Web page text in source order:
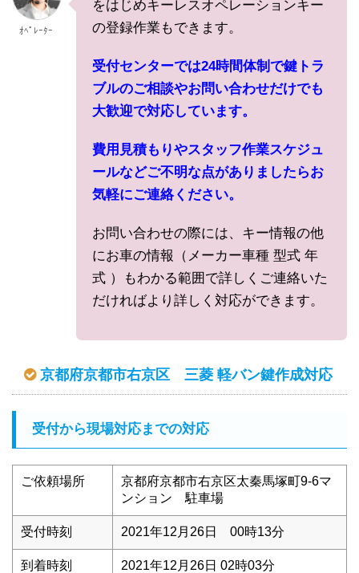
ｵﾍﾟﾚｰﾀｰ
をはじめキーレスオペレーションキー
の登録作業もできます。
受付センターでは24時間体制で鍵トラ
ブルのご相談やお問い合わせだけでも
大歓迎で対応しています。
費用見積もりやスタッフ作業スケジュ
ールなどご不明な点がありましたらお
気軽にご連絡ください。
お問い合わせの際には、キー情報の他
にお車の情報（メーカー車種 型式 年
式 ）もわかる範囲で詳しくご連絡いた
だければより詳しく対応ができます。
京都府京都市右京区 三菱 軽バン鍵作成対応
受付から現場対応までの対応
ご依頼場所
京都府京都市右京区太秦馬塚町9-6マ
ンション 駐車場
受付時刻 2021年12月26日 00時13分
到着時刻 2021年12月26日 02時03分